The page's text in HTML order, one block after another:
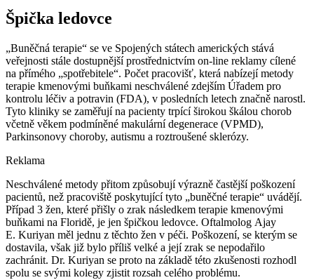
Špička ledovce
„Buněčná terapie“ se ve Spojených státech amerických stává
veřejnosti stále dostupnější prostřednictvím on-line reklamy cílené
na přímého „spotřebitele“. Počet pracovišť, která nabízejí metody
terapie kmenovými buňkami neschválené zdejším Úřadem pro
kontrolu léčiv a potravin (FDA), v posledních letech značně narostl.
Tyto kliniky se zaměřují na pacienty trpící širokou škálou chorob
včetně věkem podmíněné makulární degenerace (VPMD),
Parkinsonovy choroby, autismu a roztroušené sklerózy.
Reklama
Neschválené metody přitom způsobují výrazně častější poškození
pacientů, než pracoviště poskytující tyto „buněčné terapie“ uvádějí.
Případ 3 žen, které přišly o zrak následkem terapie kmenovými
buňkami na Floridě, je jen špičkou ledovce. Oftalmolog Ajay
E. Kuriyan měl jednu z těchto žen v péči. Poškození, se kterým se
dostavila, však již bylo příliš velké a její zrak se nepodařilo
zachránit. Dr. Kuriyan se proto na základě této zkušenosti rozhodl
spolu se svými kolegy zjistit rozsah celého problému.